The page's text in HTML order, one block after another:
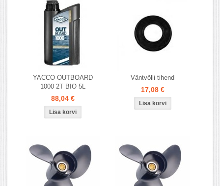
YACCO OUTBOARD
1000 2T BIO 5L
88,04 €
Väntvõlli tihend
17,08 €